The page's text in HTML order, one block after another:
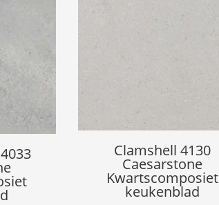
Clamshell 4130
Caesarstone
Kwartscomposiet
keukenblad